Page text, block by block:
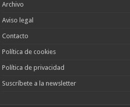
Archivo
Aviso legal
Contacto
Política de cookies
Política de privacidad
Suscríbete a la newsletter